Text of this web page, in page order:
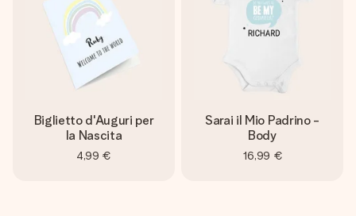
Biglietto d'Auguri per
la Nascita
4,99 €
Sarai il Mio Padrino -
Body
16,99 €